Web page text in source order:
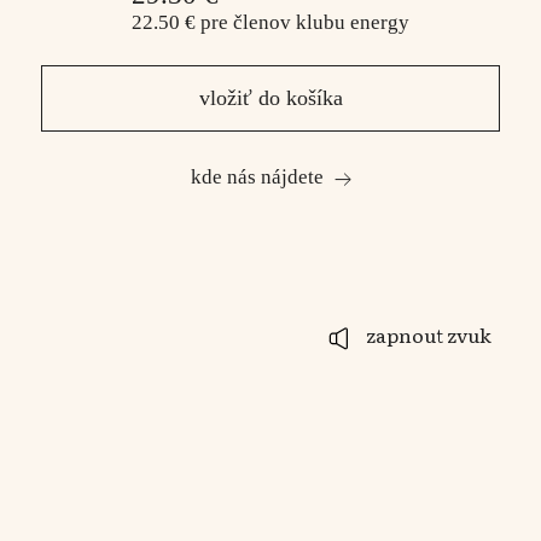
22.50 € pre členov klubu energy
vložiť do košíka
kde nás nájdete
zapnout zvuk